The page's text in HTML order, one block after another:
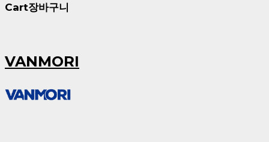
Cart장바구니
VANMORI